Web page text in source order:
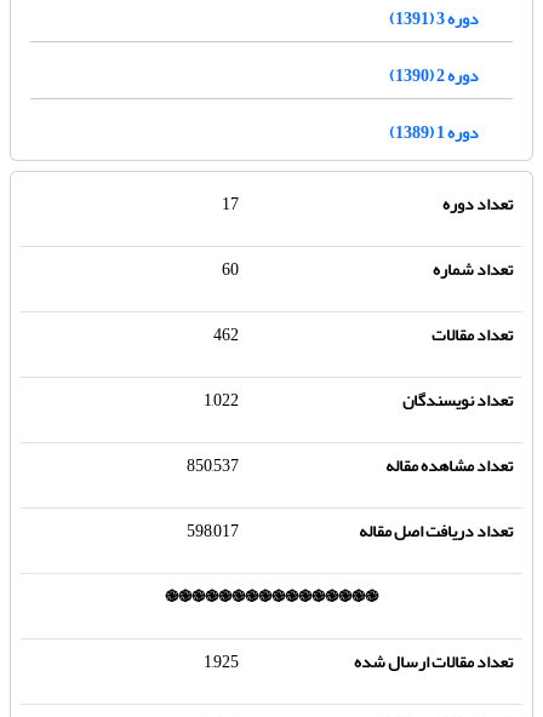
دوره 3 (1391)
دوره 2 (1390)
دوره 1 (1389)
تعداد دوره
17
تعداد شماره
60
تعداد مقالات
462
تعداد نویسندگان
1,022
تعداد مشاهده مقاله
850,537
تعداد دریافت اصل مقاله
598,017
֎
֎
֎֎
֎
֎
֎
֎
֎
֎
֎
֎֎֎֎֎
تعداد مقالات ارسال شده
1,925